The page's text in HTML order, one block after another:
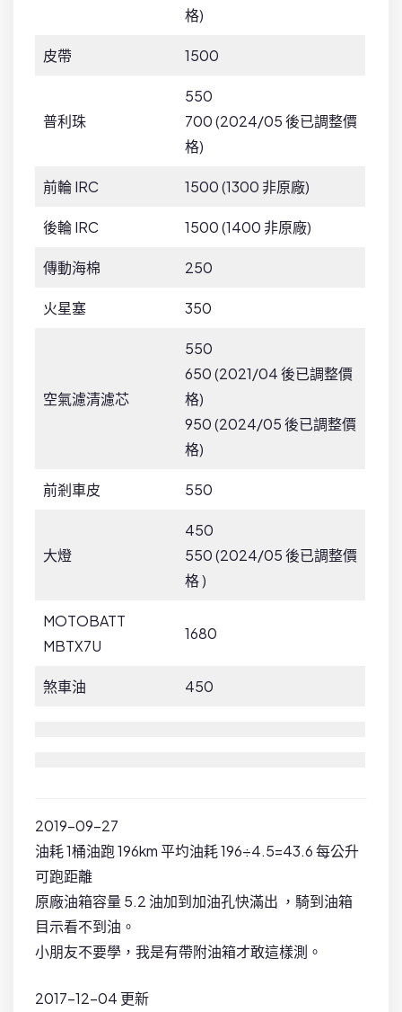
格)
皮帶 1500
普利珠
550
700 (2024/05 後已調整價
格)
前輪 IRC 1500 (1300 非原廠)
後輪 IRC 1500 (1400 非原廠)
傳動海棉 250
火星塞 350
空氣濾清濾芯
550
650 (2021/04 後已調整價
格)
950 (2024/05 後已調整價
格)
前剎車皮 550
大燈
450
550 (2024/05 後已調整價
格 )
MOTOBATT
MBTX7U
1680
煞車油 450
2019-09-27
油耗 1桶油跑 196km 平圴油耗 196÷4.5=43.6 每公升
可跑距離
原廠油箱容量 5.2 油加到加油孔快滿出 ，騎到油箱
目示看不到油。
小朋友不要學，我是有帶附油箱才敢這樣測。
2017-12-04 更新